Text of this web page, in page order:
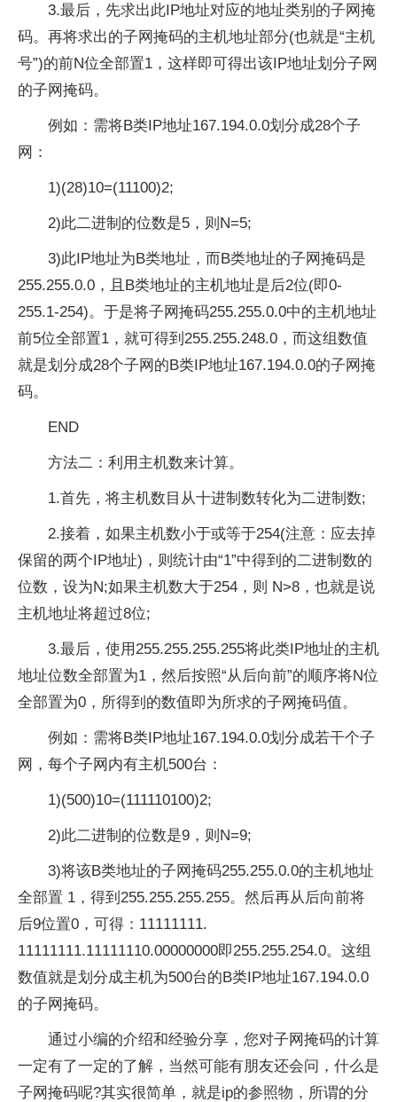
3.最后，先求出此IP地址对应的地址类别的子网掩
码。再将求出的子网掩码的主机地址部分(也就是“主机
号”)的前N位全部置1，这样即可得出该IP地址划分子网
的子网掩码。
例如：需将B类IP地址167.194.0.0划分成28个子
网：
1)(28)10=(11100)2;
2)此二进制的位数是5，则N=5;
3)此IP地址为B类地址，而B类地址的子网掩码是
255.255.0.0，且B类地址的主机地址是后2位(即0-
255.1-254)。于是将子网掩码255.255.0.0中的主机地址
前5位全部置1，就可得到255.255.248.0，而这组数值
就是划分成28个子网的B类IP地址167.194.0.0的子网掩
码。
END
方法二：利用主机数来计算。
1.首先，将主机数目从十进制数转化为二进制数;
2.接着，如果主机数小于或等于254(注意：应去掉
保留的两个IP地址)，则统计由“1”中得到的二进制数的
位数，设为N;如果主机数大于254，则 N>8，也就是说
主机地址将超过8位;
3.最后，使用255.255.255.255将此类IP地址的主机
地址位数全部置为1，然后按照“从后向前”的顺序将N位
全部置为0，所得到的数值即为所求的子网掩码值。
例如：需将B类IP地址167.194.0.0划分成若干个子
网，每个子网内有主机500台：
1)(500)10=(111110100)2;
2)此二进制的位数是9，则N=9;
3)将该B类地址的子网掩码255.255.0.0的主机地址
全部置 1，得到255.255.255.255。然后再从后向前将
后9位置0，可得：11111111.
11111111.11111110.00000000即255.255.254.0。这组
数值就是划分成主机为500台的B类IP地址167.194.0.0
的子网掩码。
通过小编的介绍和经验分享，您对子网掩码的计算
一定有了一定的了解，当然可能有朋友还会问，什么是
子网掩码呢?其实很简单，就是ip的参照物，所谓的分